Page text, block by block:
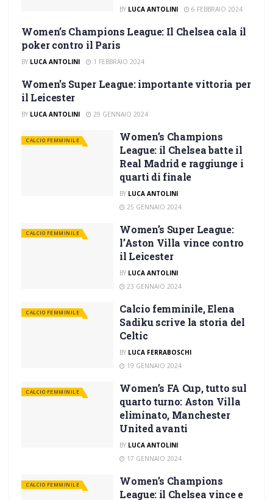
BY LUCA ANTOLINI 6 FEBBRAIO 2024
CALCIO FEMMINILE
Women’s Champions League: Il Chelsea cala il
poker contro il Paris
BY LUCA ANTOLINI 1 FEBBRAIO 2024
CALCIO FEMMINILE
Women’s Super League: importante vittoria per
il Leicester
BY LUCA ANTOLINI 29 GENNAIO 2024
CALCIO FEMMINILE
Women’s Champions
League: il Chelsea batte il
Real Madrid e raggiunge i
quarti di finale
BY LUCA ANTOLINI
25 GENNAIO 2024
CALCIO FEMMINILE
Women’s Super League:
l’Aston Villa vince contro
il Leicester
BY LUCA ANTOLINI
23 GENNAIO 2024
CALCIO FEMMINILE
Calcio femminile, Elena
Sadiku scrive la storia del
Celtic
BY LUCA FERRABOSCHI
19 GENNAIO 2024
CALCIO FEMMINILE
Women’s FA Cup, tutto sul
quarto turno: Aston Villa
eliminato, Manchester
United avanti
BY LUCA ANTOLINI
17 GENNAIO 2024
CALCIO FEMMINILE
Women’s Champions
League: il Chelsea vince e